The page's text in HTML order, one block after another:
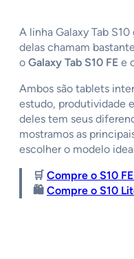
A linha Galaxy Tab
delas chamam
o Galaxy Tab S10 FE e
Ambos são tablets
estudo, produtividade
deles tem seus
mostramos as
escolher o modelo
🛒 Compre o S10
🛍️ Compre o S10